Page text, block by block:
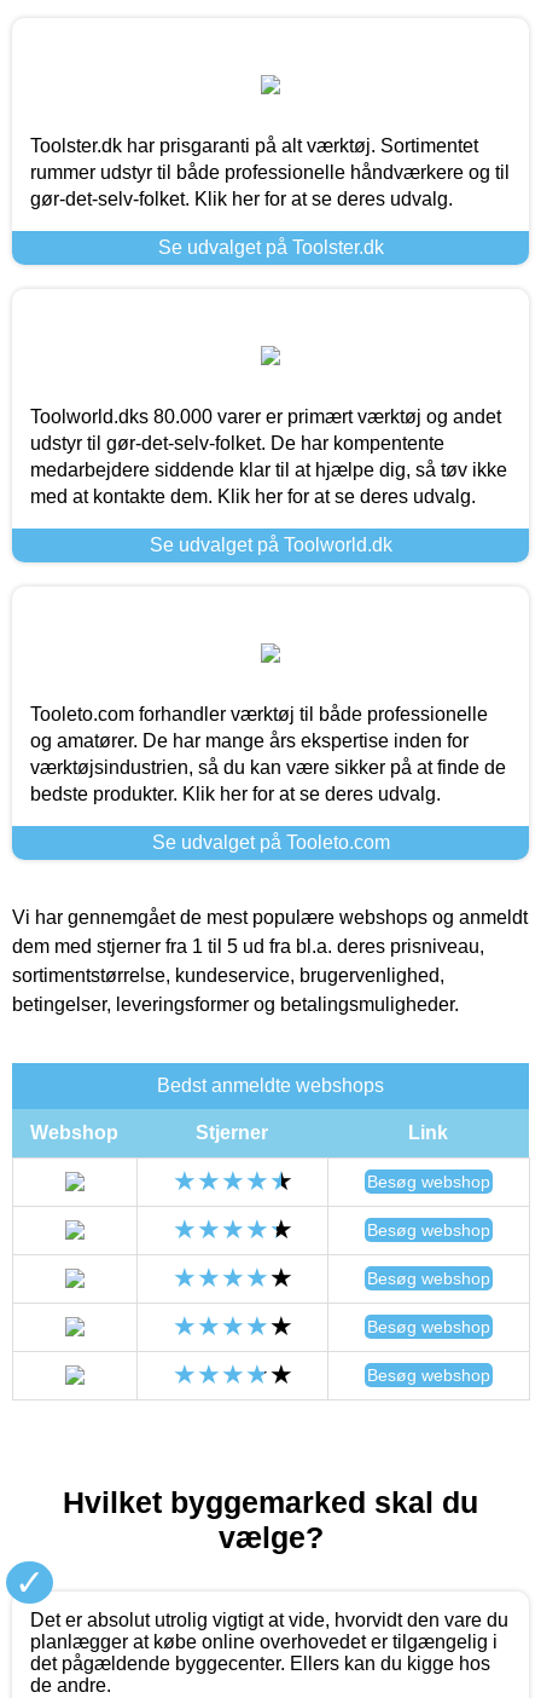
Toolster.dk har prisgaranti på alt værktøj. Sortimentet
rummer udstyr til både professionelle håndværkere og til
gør-det-selv-folket. Klik her for at se deres udvalg.
Se udvalget på Toolster.dk
Toolworld.dks 80.000 varer er primært værktøj og andet
udstyr til gør-det-selv-folket. De har kompentente
medarbejdere siddende klar til at hjælpe dig, så tøv ikke
med at kontakte dem. Klik her for at se deres udvalg.
Se udvalget på Toolworld.dk
Tooleto.com forhandler værktøj til både professionelle
og amatører. De har mange års ekspertise inden for
værktøjsindustrien, så du kan være sikker på at finde de
bedste produkter. Klik her for at se deres udvalg.
Se udvalget på Tooleto.com
Vi har gennemgået de mest populære webshops og anmeldt
dem med stjerner fra 1 til 5 ud fra bl.a. deres prisniveau,
sortimentstørrelse, kundeservice, brugervenlighed,
betingelser, leveringsformer og betalingsmuligheder.
Bedst anmeldte webshops
Webshop Stjerner Link
Besøg webshop
Besøg webshop
Besøg webshop
Besøg webshop
Besøg webshop
Hvilket byggemarked skal du
vælge?
✓
Det er absolut utrolig vigtigt at vide, hvorvidt den vare du
planlægger at købe online overhovedet er tilgængelig i
det pågældende byggecenter. Ellers kan du kigge hos
de andre.